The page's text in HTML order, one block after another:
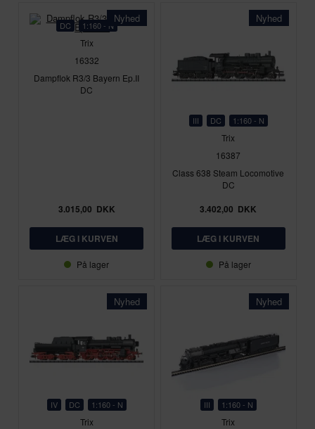
Nyhed
DC 1:160 - N
Trix
16332
Dampflok R3/3 Bayern Ep.II
DC
3.015,00 DKK
På lager
Nyhed
III DC 1:160 - N
Trix
16387
Class 638 Steam Locomotive
DC
3.402,00 DKK
På lager
Nyhed
IV DC 1:160 - N
Trix
Nyhed
III 1:160 - N
Trix